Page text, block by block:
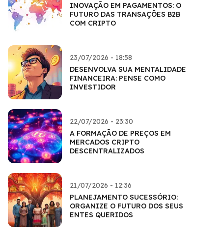
INOVAÇÃO EM PAGAMENTOS: O
FUTURO DAS TRANSAÇÕES B2B
COM CRIPTO
23/07/2026 - 18:58
DESENVOLVA SUA MENTALIDADE
FINANCEIRA: PENSE COMO
INVESTIDOR
22/07/2026 - 23:30
A FORMAÇÃO DE PREÇOS EM
MERCADOS CRIPTO
DESCENTRALIZADOS
21/07/2026 - 12:36
PLANEJAMENTO SUCESSÓRIO:
ORGANIZE O FUTURO DOS SEUS
ENTES QUERIDOS